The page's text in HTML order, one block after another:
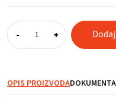
Zaštitna
kaciga
GP
količina
+
-
OPIS PROIZVODA